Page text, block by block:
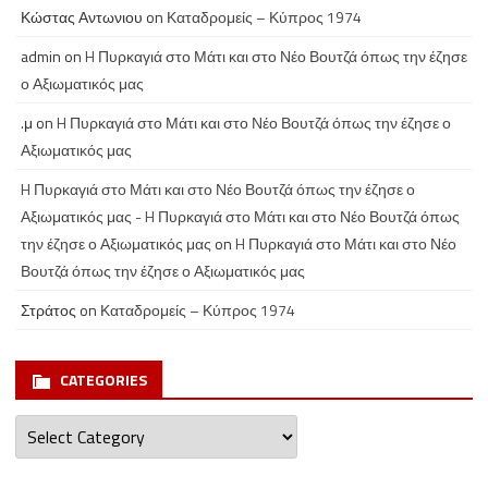
Κώστας Αντωνιου on Καταδρομείς – Κύπρος 1974
admin onH Πυρκαγιά στο Μάτι και στο Νέο Βουτζά όπως την έζησε
ο Αξιωματικός μας
.μ onH Πυρκαγιά στο Μάτι και στο Νέο Βουτζά όπως την έζησε ο
Αξιωματικός μας
H Πυρκαγιά στο Μάτι και στο Νέο Βουτζά όπως την έζησε ο
Αξιωματικός μας - H Πυρκαγιά στο Μάτι και στο Νέο Βουτζά όπως
την έζησε ο Αξιωματικός μας onH Πυρκαγιά στο Μάτι και στο Νέο
Βουτζά όπως την έζησε ο Αξιωματικός μας
Στράτος on Καταδρομείς – Κύπρος 1974
CATEGORIES
Categories